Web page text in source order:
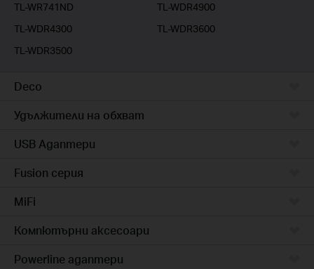
TL-WR741ND
TL-WDR4900
TL-WDR4300
TL-WDR3600
TL-WDR3500
Deco
Удължители на обхват
USB Адаптери
Fusion серия
MiFi
Компютърни аксесоари
Powerline адаптери